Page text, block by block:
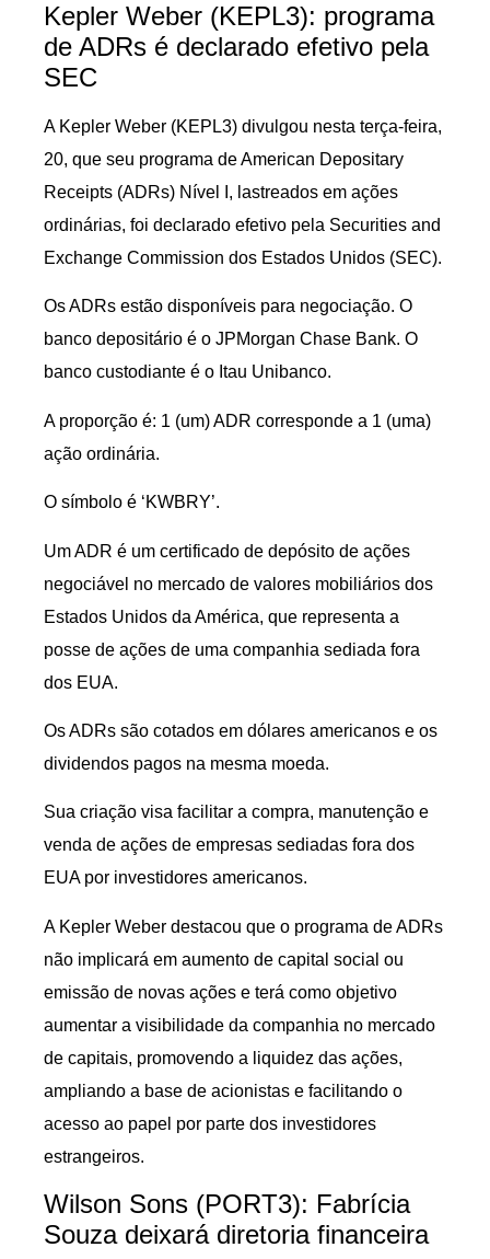
Kepler Weber (KEPL3): programa
de ADRs é declarado efetivo pela
SEC
A Kepler Weber (KEPL3) divulgou nesta terça-feira,
20, que seu programa de American Depositary
Receipts (ADRs) Nível I, lastreados em ações
ordinárias, foi declarado efetivo pela Securities and
Exchange Commission dos Estados Unidos (SEC).
Os ADRs estão disponíveis para negociação. O
banco depositário é o JPMorgan Chase Bank. O
banco custodiante é o Itau Unibanco.
A proporção é: 1 (um) ADR corresponde a 1 (uma)
ação ordinária.
O símbolo é ‘KWBRY’.
Um ADR é um certificado de depósito de ações
negociável no mercado de valores mobiliários dos
Estados Unidos da América, que representa a
posse de ações de uma companhia sediada fora
dos EUA.
Os ADRs são cotados em dólares americanos e os
dividendos pagos na mesma moeda.
Sua criação visa facilitar a compra, manutenção e
venda de ações de empresas sediadas fora dos
EUA por investidores americanos.
A Kepler Weber destacou que o programa de ADRs
não implicará em aumento de capital social ou
emissão de novas ações e terá como objetivo
aumentar a visibilidade da companhia no mercado
de capitais, promovendo a liquidez das ações,
ampliando a base de acionistas e facilitando o
acesso ao papel por parte dos investidores
estrangeiros.
Wilson Sons (PORT3): Fabrícia
Souza deixará diretoria financeira